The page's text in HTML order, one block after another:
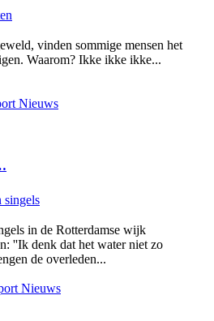
vinden sommige mensen het
Waarom? Ikke ikke ikke...
Nieuws
in de Rotterdamse wijk
''Ik denk dat het water niet zo
de overleden...
Nieuws